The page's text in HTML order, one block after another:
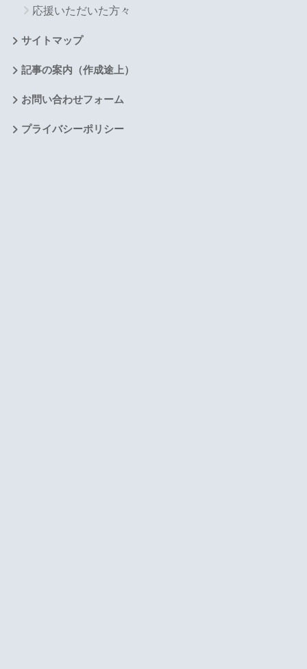
応援いただいた方々
サイトマップ
記事の案内（作成途上）
お問い合わせフォーム
プライバシーポリシー